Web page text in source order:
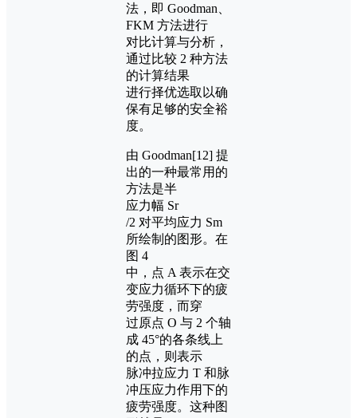
法，即 Goodman、
FKM 方法进行
对比计算与分析，
通过比较 2 种方法
的计算结果
进行择优选取以确
保有足够的安全裕
度。
由 Goodman[12] 提
出的一种最常用的
方法是半
应力幅 Sr
/2 对平均应力 Sm
所绘制的图形。在
图 4
中，点 A 表示在交
变应力循环下的疲
劳强度，而穿
过原点 O 与 2 个轴
成 45°的各条线上
的点，则表示
脉冲拉应力 T 和脉
冲压应力作用下的
疲劳强度。这种图